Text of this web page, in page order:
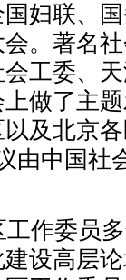
妇联、
。著名
工委、
做了主
及北京
由中国社
作委员
设高层